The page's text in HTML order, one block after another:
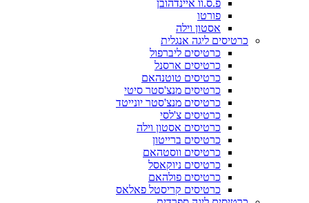
פ.ס.וו איינדהובן
פורטו
אסטון וילה
כרטיסים ליגה אנגלית
כרטיסים ליברפול
כרטיסים ארסנל
כרטיסים טוטנהאם
כרטיסים מנצ'סטר סיטי
כרטיסים מנצ'סטר יונייטד
כרטיסים צ'לסי
כרטיסים אסטון וילה
כרטיסים ברייטון
כרטיסים ווסטהאם
כרטיסים ניוקאסל
כרטיסים פולהאם
כרטיסים קריסטל פאלאס